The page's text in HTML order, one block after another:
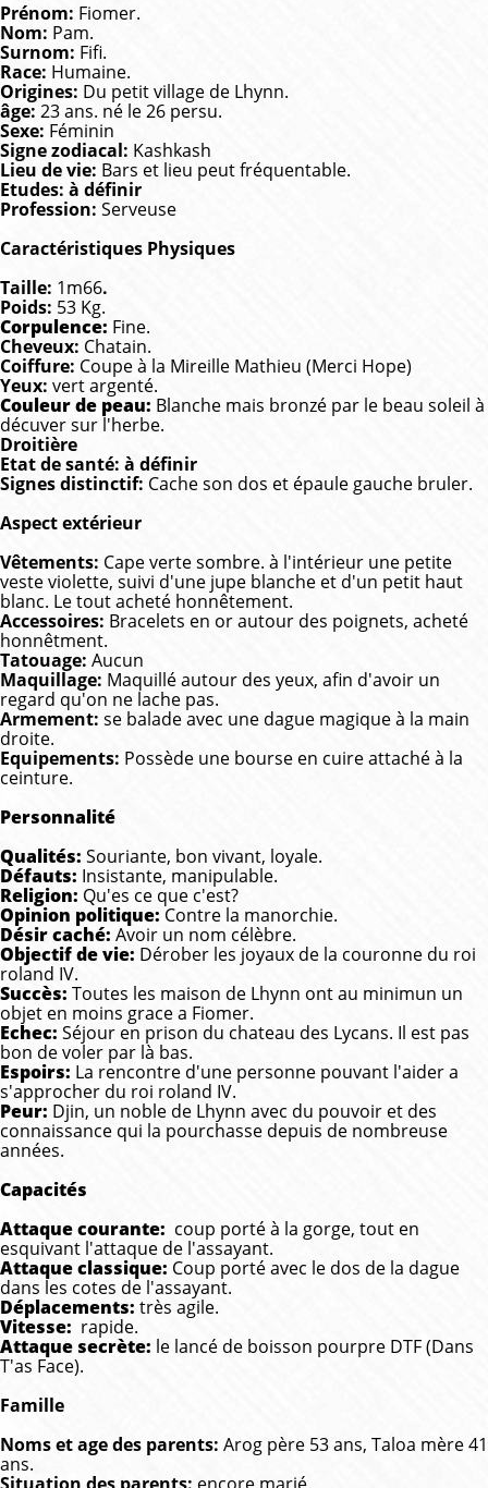
Prénom: Fiomer.
Nom: Pam.
Surnom: Fifi.
Race: Humaine.
Origines: Du petit village de Lhynn.
âge: 23 ans. né le 26 persu.
Sexe: Féminin
Signe zodiacal: Kashkash
Lieu de vie: Bars et lieu peut fréquentable.
Etudes: à définir
Profession: Serveuse
Caractéristiques Physiques
Taille: 1m66.
Poids: 53 Kg.
Corpulence: Fine.
Cheveux: Chatain.
Coiffure: Coupe à la Mireille Mathieu (Merci Hope)
Yeux: vert argenté.
Couleur de peau: Blanche mais bronzé par le beau soleil à
décuver sur l'herbe.
Droitière
Etat de santé: à définir
Signes distinctif: Cache son dos et épaule gauche bruler.
Aspect extérieur
Vêtements: Cape verte sombre. à l'intérieur une petite
veste violette, suivi d'une jupe blanche et d'un petit haut
blanc. Le tout acheté honnêtement.
Accessoires: Bracelets en or autour des poignets, acheté
honnêtment.
Tatouage: Aucun
Maquillage: Maquillé autour des yeux, afin d'avoir un
regard qu'on ne lache pas.
Armement: se balade avec une dague magique à la main
droite.
Equipements: Possède une bourse en cuire attaché à la
ceinture.
Personnalité
Qualités: Souriante, bon vivant, loyale.
Défauts: Insistante, manipulable.
Religion: Qu'es ce que c'est?
Opinion politique: Contre la manorchie.
Désir caché: Avoir un nom célèbre.
Objectif de vie: Dérober les joyaux de la couronne du roi
roland IV.
Succès: Toutes les maison de Lhynn ont au minimun un
objet en moins grace a Fiomer.
Echec: Séjour en prison du chateau des Lycans. Il est pas
bon de voler par là bas.
Espoirs: La rencontre d'une personne pouvant l'aider a
s'approcher du roi roland IV.
Peur: Djin, un noble de Lhynn avec du pouvoir et des
connaissance qui la pourchasse depuis de nombreuse
années.
Capacités
Attaque courante: coup porté à la gorge, tout en
esquivant l'attaque de l'assayant.
Attaque classique: Coup porté avec le dos de la dague
dans les cotes de l'assayant.
Déplacements: très agile.
Vitesse: rapide.
Attaque secrète: le lancé de boisson pourpre DTF (Dans
T'as Face).
Famille
Noms et age des parents: Arog père 53 ans, Taloa mère 41
ans.